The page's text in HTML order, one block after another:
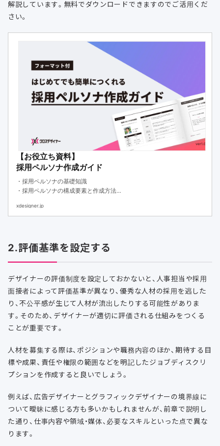
解説しています。無料でダウンロードできますのでご活用くだ
さい。
【お役立ち資料】
採用ペルソナ作成ガイド
・採用ペルソナの基礎知識
・採用ペルソナの構成要素と作成方法
xdesigner.jp
2.評価基準を設定する
デザイナーの評価制度を設定しておかないと、人事担当や採用
面接者によって評価基準が異なり、優秀な人材の採用を逃した
り、不公平感が生じて人材が流出したりする可能性がありま
す。そのため、デザイナーが適切に評価される仕組みをつくる
ことが重要です。
人材を募集する際は、ポジションや職務内容のほか、期待する目
標や成果、責任や権限の範囲などを明記したジョブディスクリ
プションを作成すると良いでしょう。
例えば、広告デザイナーとグラフィックデザイナーの境界線に
ついて曖昧に感じる方も多いかもしれませんが、前章で説明し
た通り、仕事内容や領域・媒体、必要なスキルといった点で異な
ります。